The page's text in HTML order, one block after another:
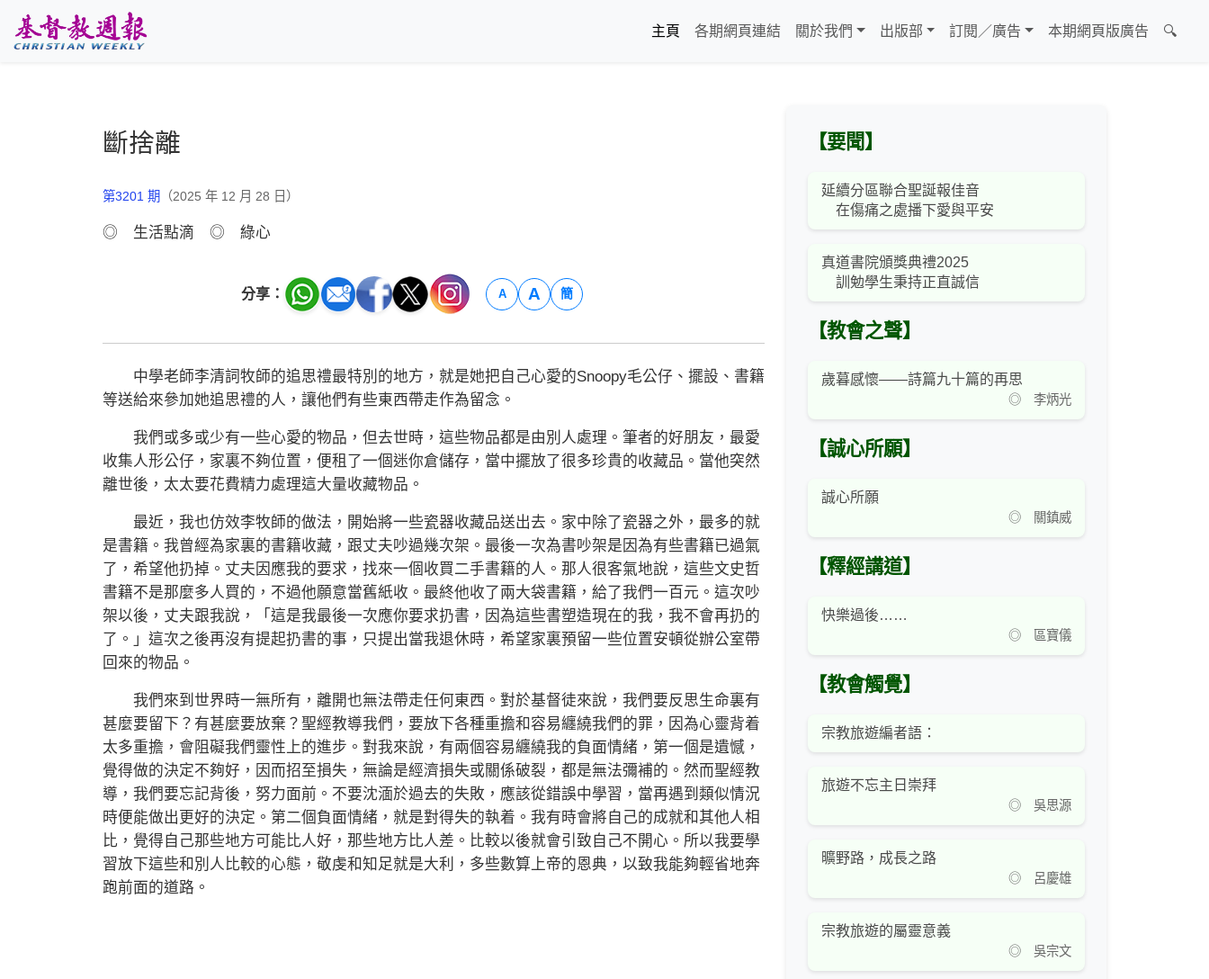
主頁
各期網頁連結 關於我們 出版部 訂閱／廣告 本期網頁版廣告 🔍
斷捨離
第3201 期 （2025 年 12 月 28 日）
◎ 生活點滴 ◎ 綠心
分享： A A 簡
中學老師李清詞牧師的追思禮最特別的地方，就是她把自己心愛的Snoopy毛公仔、擺設、書籍
等送給來參加她追思禮的人，讓他們有些東西帶走作為留念。
我們或多或少有一些心愛的物品，但去世時，這些物品都是由別人處理。筆者的好朋友，最愛
收集人形公仔，家裏不夠位置，便租了一個迷你倉儲存，當中擺放了很多珍貴的收藏品。當他突然
離世後，太太要花費精力處理這大量收藏物品。
最近，我也仿效李牧師的做法，開始將一些瓷器收藏品送出去。家中除了瓷器之外，最多的就
是書籍。我曾經為家裏的書籍收藏，跟丈夫吵過幾次架。最後一次為書吵架是因為有些書籍已過氣
了，希望他扔掉。丈夫因應我的要求，找來一個收買二手書籍的人。那人很客氣地說，這些文史哲
書籍不是那麼多人買的，不過他願意當舊紙收。最終他收了兩大袋書籍，給了我們一百元。這次吵
架以後，丈夫跟我說，「這是我最後一次應你要求扔書，因為這些書塑造現在的我，我不會再扔的
了。」這次之後再沒有提起扔書的事，只提出當我退休時，希望家裏預留一些位置安頓從辦公室帶
回來的物品。
我們來到世界時一無所有，離開也無法帶走任何東西。對於基督徒來說，我們要反思生命裏有
甚麼要留下？有甚麼要放棄？聖經教導我們，要放下各種重擔和容易纏繞我們的罪，因為心靈背着
太多重擔，會阻礙我們靈性上的進步。對我來說，有兩個容易纏繞我的負面情緒，第一個是遺憾，
覺得做的決定不夠好，因而招至損失，無論是經濟損失或關係破裂，都是無法彌補的。然而聖經教
導，我們要忘記背後，努力面前。不要沈湎於過去的失敗，應該從錯誤中學習，當再遇到類似情況
時便能做出更好的決定。第二個負面情緒，就是對得失的執着。我有時會將自己的成就和其他人相
比，覺得自己那些地方可能比人好，那些地方比人差。比較以後就會引致自己不開心。所以我要學
習放下這些和別人比較的心態，敬虔和知足就是大利，多些數算上帝的恩典，以致我能夠輕省地奔
跑前面的道路。
【要聞】
延續分區聯合聖誕報佳音
在傷痛之處播下愛與平安
真道書院頒獎典禮2025
訓勉學生秉持正直誠信
【教會之聲】
歲暮感懷——詩篇九十篇的再思
◎ 李炳光
【誠心所願】
誠心所願
◎ 關鎮威
【釋經講道】
快樂過後……
◎ 區寶儀
【教會觸覺】
宗教旅遊編者語：
旅遊不忘主日崇拜
◎ 吳思源
曠野路，成長之路
◎ 呂慶雄
宗教旅遊的屬靈意義
◎ 吳宗文